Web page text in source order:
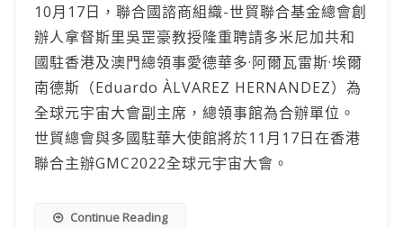
10月17日，聯合國諮商組織-世貿聯合基金總會創
辦人拿督斯里吳罡豪教授隆重聘請多米尼加共和
國駐香港及澳門總領事愛德華多·阿爾瓦雷斯·埃爾
南德斯（Eduardo ÀLVAREZ HERNANDEZ）為
全球元宇宙大會副主席，總領事館為合辦單位。
世貿總會與多國駐華大使館將於11月17日在香港
聯合主辦GMC2022全球元宇宙大會。
Continue Reading